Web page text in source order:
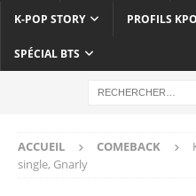
K-POP STORY PROFILS
SPÉCIAL BTS
ACCUEIL COMEBACK
single, Gnarly